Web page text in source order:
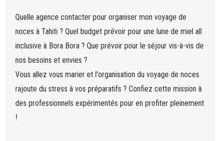
Quelle agence contacter pour organiser mon voyage de
noces à Tahiti ? Quel budget prévoir pour une lune de miel all
inclusive à Bora Bora ? Que prévoir pour le séjour vis-à-vis de
nos besoins et envies ?
Vous allez vous marier et l'organisation du voyage de noces
rajoute du stress à vos préparatifs ? Confiez cette mission à
des professionnels expérimentés pour en profiter pleinement
!